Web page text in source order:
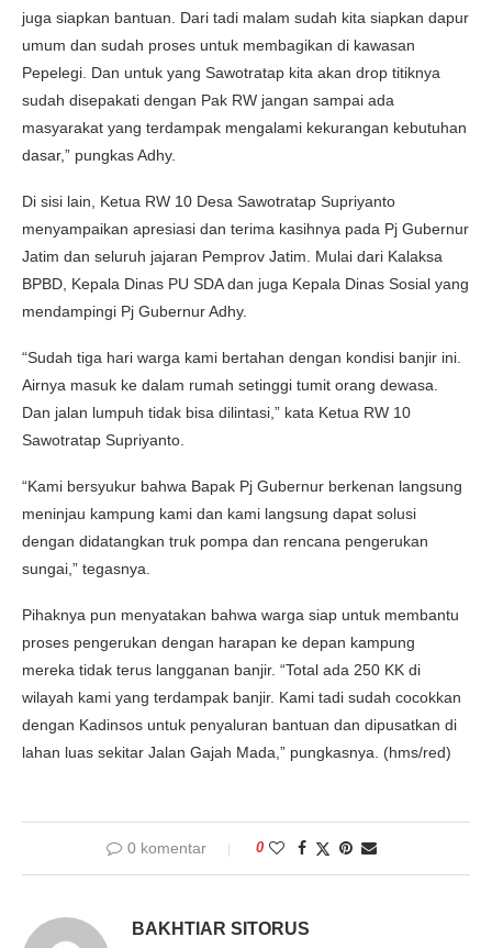
juga siapkan bantuan. Dari tadi malam sudah kita siapkan dapur
umum dan sudah proses untuk membagikan di kawasan
Pepelegi. Dan untuk yang Sawotratap kita akan drop titiknya
sudah disepakati dengan Pak RW jangan sampai ada
masyarakat yang terdampak mengalami kekurangan kebutuhan
dasar,” pungkas Adhy.
Di sisi lain, Ketua RW 10 Desa Sawotratap Supriyanto
menyampaikan apresiasi dan terima kasihnya pada Pj Gubernur
Jatim dan seluruh jajaran Pemprov Jatim. Mulai dari Kalaksa
BPBD, Kepala Dinas PU SDA dan juga Kepala Dinas Sosial yang
mendampingi Pj Gubernur Adhy.
“Sudah tiga hari warga kami bertahan dengan kondisi banjir ini.
Airnya masuk ke dalam rumah setinggi tumit orang dewasa.
Dan jalan lumpuh tidak bisa dilintasi,” kata Ketua RW 10
Sawotratap Supriyanto.
“Kami bersyukur bahwa Bapak Pj Gubernur berkenan langsung
meninjau kampung kami dan kami langsung dapat solusi
dengan didatangkan truk pompa dan rencana pengerukan
sungai,” tegasnya.
Pihaknya pun menyatakan bahwa warga siap untuk membantu
proses pengerukan dengan harapan ke depan kampung
mereka tidak terus langganan banjir. “Total ada 250 KK di
wilayah kami yang terdampak banjir. Kami tadi sudah cocokkan
dengan Kadinsos untuk penyaluran bantuan dan dipusatkan di
lahan luas sekitar Jalan Gajah Mada,” pungkasnya. (hms/red)
0 komentar 0
BAKHTIAR SITORUS